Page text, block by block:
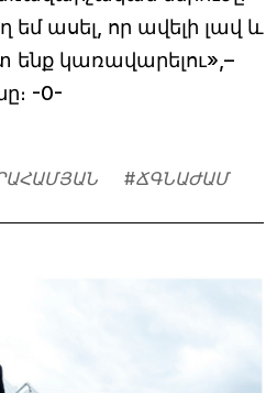
եմ ասել, որ ավելի լավ և
ենք կառավարելու»,–
-0-
#ՃԳՆԱԺԱՄ